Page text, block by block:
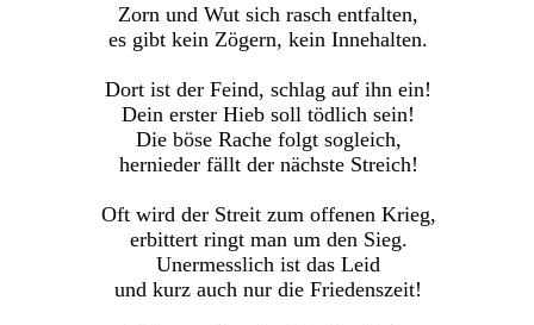
Zorn und Wut sich rasch entfalten,
es gibt kein Zögern, kein Innehalten.
Dort ist der Feind, schlag auf ihn ein!
Dein erster Hieb soll tödlich sein!
Die böse Rache folgt sogleich,
hernieder fällt der nächste Streich!
Oft wird der Streit zum offenen Krieg,
erbittert ringt man um den Sieg.
Unermesslich ist das Leid
und kurz auch nur die Friedenszeit!